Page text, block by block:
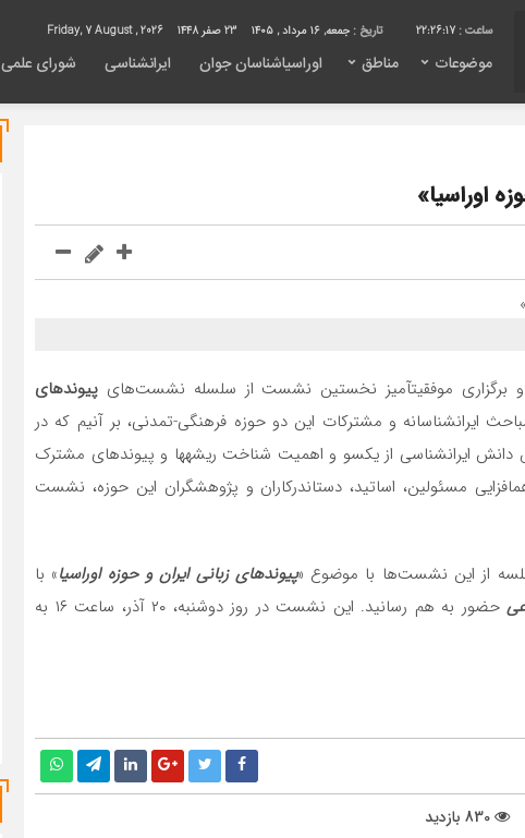
22:26:17 تاریخ : جمعه, ۱۶ مرداد , ۱۴۰۵ 23 صفر 1448
موضوعات مناطق اوراسیاشناسان جوان ایرانشناسی شورای علمی
اوراسیا»
و برگزاری موفقیت­آمیز نخستین نشست از سلسله نشست­‌های پیوندهای
ایران­شناسانه و مشترکات این دو حوزه فرهنگی-تمدنی، بر آنیم که در
ایران­شناسی از یک­سو و اهمیت شناخت ریشه­ها و پیوندهای مشترک
مسئولین، اساتید، دست­اندرکاران و پژوهشگران این حوزه، نشست
از این نشست­‌ها با موضوع «پیوندهای زبانی ایران و حوزه اوراسیا» با
حضور به هم رسانید. این نشست در روز دوشنبه، ۲۰ آذر، ساعت ۱۶ به